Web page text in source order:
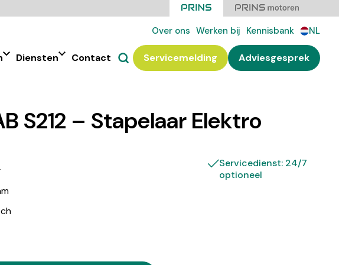
Over ons Werken bij Kennisbank NL
Diensten Contact Servicemelding Adviesgesprek
S212 – Stapelaar Elektro
Servicedienst: 24/7
optioneel